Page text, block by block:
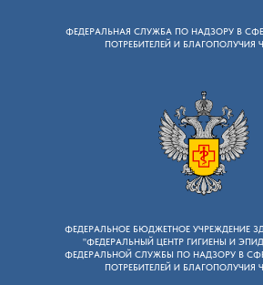
ФЕДЕРАЛЬНАЯ СЛУЖБА ПО НАДЗОРУ B
ПОТРЕБИТЕЛЕЙ И БЛАГОПОЛУЧИЯ
ФЕДЕРАЛЬНОЕ БЮДЖЕТНОЕ УЧРЕЖДЕНИЕ
"ФЕДЕРАЛЬНЫЙ ЦЕНТР ГИГИЕНЫ И
ФЕДЕРАЛЬНОЙ СЛУЖБЫ ПО НАДЗОРУ В
ПОТРЕБИТЕЛЕЙ И БЛАГОПОЛУЧИЯ